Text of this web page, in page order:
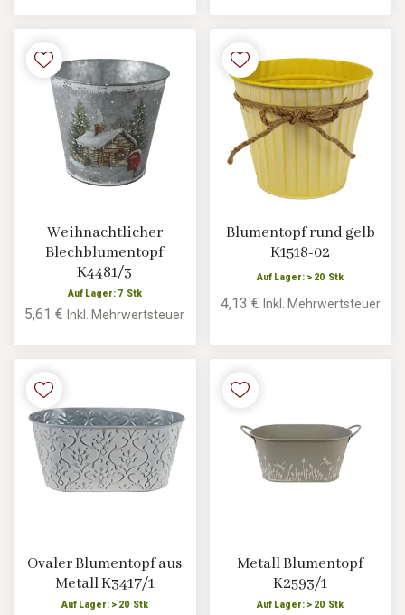
Weihnachtlicher
Blechblumentopf
K4481/3
Auf Lager: 7 Stk
5,61 €Inkl. Mehrwertsteuer
Blumentopf rund gelb
K1518-02
Auf Lager: > 20 Stk
4,13 € Inkl. Mehrwertsteuer
Ovaler Blumentopf aus
Metall K3417/1
Auf Lager: > 20 Stk
Metall Blumentopf
K2593/1
Auf Lager: > 20 Stk